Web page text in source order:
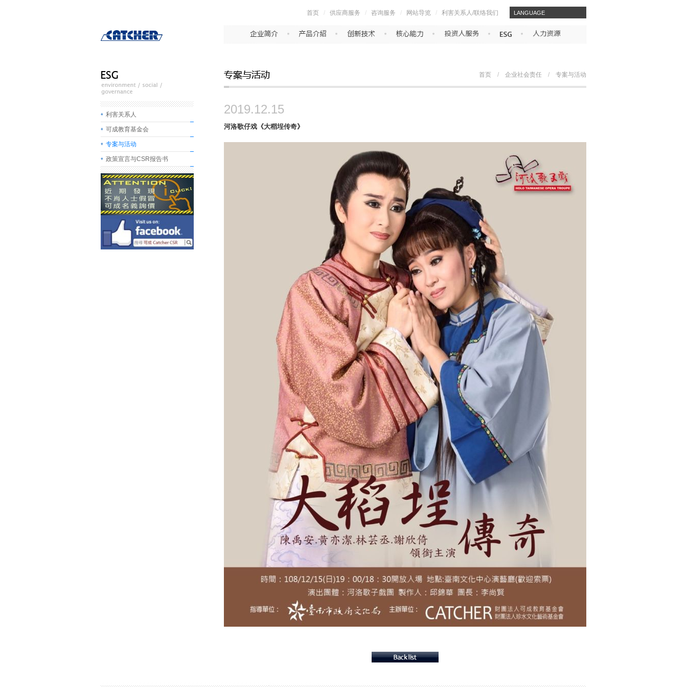
利害关系人
可成教育基金会
专案与活动
政策宣言与CSR报告书
首页 / 企业社会责任 / 专案与活动
2019.12.15
河洛歌仔戏《大稻埕传奇》
首页 / 供应商服务 / 咨询服务 / 网站导览 / 利害关系人/联络我们 ​​LANGUAGE